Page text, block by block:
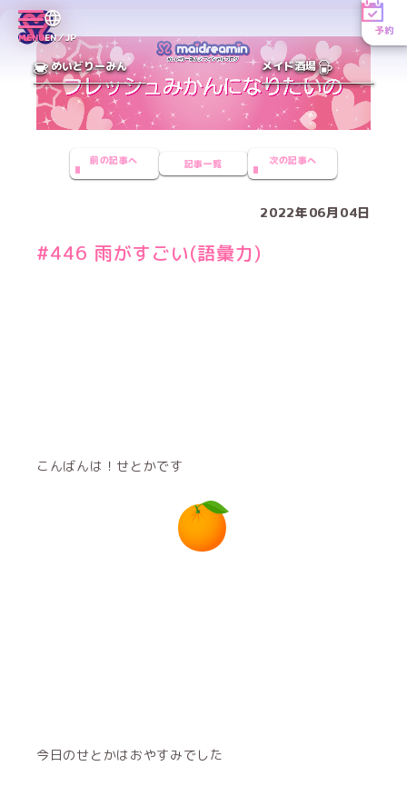
MENUEN／JP
予約
めいどりーみん メイド酒場
前の記事へ 記事一覧 次の記事へ
2022年06月04日
#446 雨がすごい(語彙力)
こんばんは！せとかです
今日のせとかはおやすみでした